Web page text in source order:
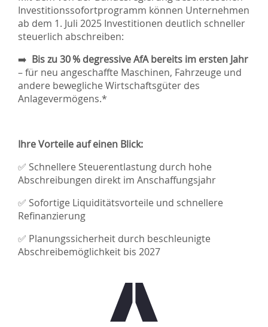
Investitionssofortprogramm können Unternehmen
ab dem 1. Juli 2025 Investitionen deutlich schneller
steuerlich abschreiben:
➡️ Bis zu 30 % degressive AfA bereits im ersten Jahr
– für neu angeschaffte Maschinen, Fahrzeuge und
andere bewegliche Wirtschaftsgüter des
Anlagevermögens.*
Ihre Vorteile auf einen Blick:
✅ Schnellere Steuerentlastung durch hohe
Abschreibungen direkt im Anschaffungsjahr
✅ Sofortige Liquiditätsvorteile und schnellere
Refinanzierung
✅ Planungssicherheit durch beschleunigte
Abschreibemöglichkeit bis 2027